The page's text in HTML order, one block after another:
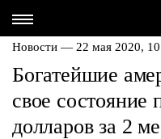
Новости — 22 мая 2020,
Богатейшие
свое состояние
долларов за 2